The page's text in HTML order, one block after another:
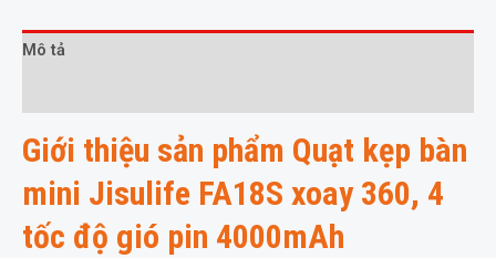
xoay
tốc
độ
pin
4000mAh
số
Mô tả
Giới thiệu sản phẩm Quạt kẹp bàn
mini Jisulife FA18S xoay 360, 4
tốc độ gió pin 4000mAh